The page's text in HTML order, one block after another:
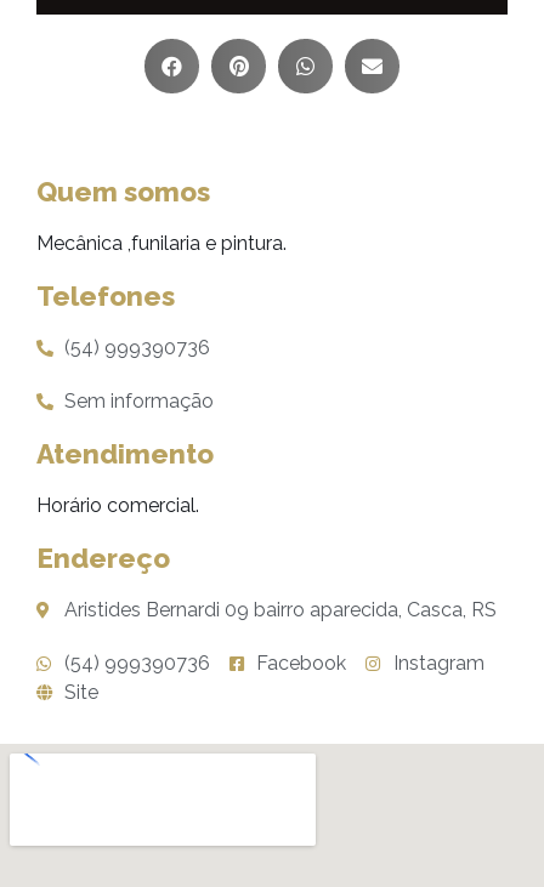
Quem somos
Mecânica ,funilaria e pintura.
Telefones
(54) 999390736
Sem informação
Atendimento
Horário comercial.
Endereço
Aristides Bernardi 09 bairro aparecida, Casca, RS
(54) 999390736 Facebook
Instagram
Site